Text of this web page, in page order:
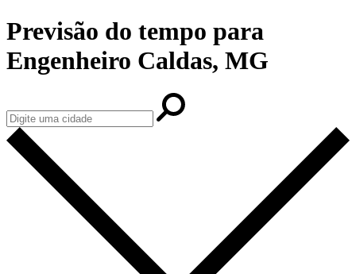
Previsão do tempo para
Engenheiro Caldas, MG